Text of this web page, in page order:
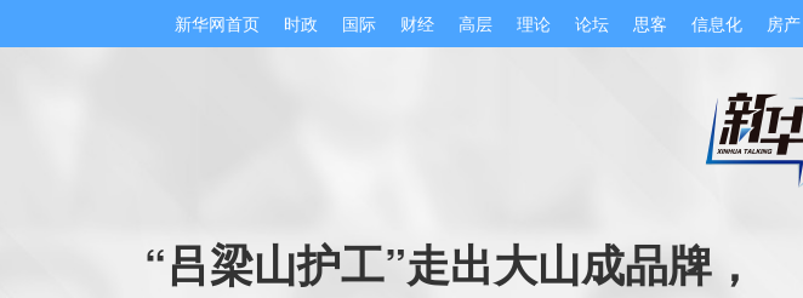
新华网首页 时政 国际 财经 高层 理论 论坛 思客 信息化 房产
“吕梁山护工”走出大山成品牌，